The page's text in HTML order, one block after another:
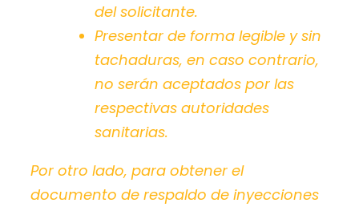
del solicitante.
Presentar de forma legible y sin
tachaduras, en caso contrario,
no serán aceptados por las
respectivas autoridades
sanitarias.
Por otro lado, para obtener el
documento de respaldo de inyecciones